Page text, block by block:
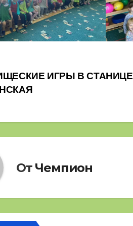
ИГРЫ В СТАНИЦЕ
От Чемпион